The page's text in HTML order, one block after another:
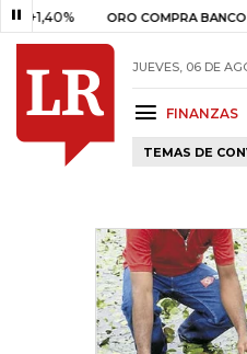
ORO COMPRA BANCO DE LA
JUEVES, 06 DE
FINANZAS
TEMAS DE